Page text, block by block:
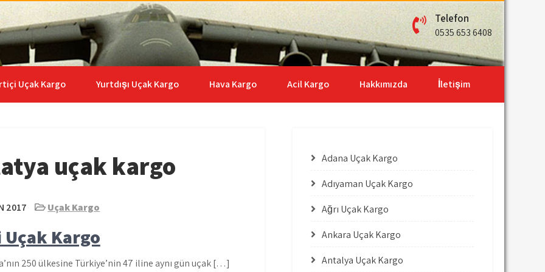
| 0535 653 6408
Telefon
0535 653 6408
Uçak Kargo Yurtdışı Uçak Kargo Hava Kargo Acil Kargo Hakkımızda İletişim
uçak kargo
2017 Uçak Kargo
Kargo
250 ülkesine Türkiye’nin 47 iline aynı gün uçak […]
Adana Uçak Kargo
Adıyaman Uçak Kargo
Ağrı Uçak Kargo
Ankara Uçak Kargo
Antalya Uçak Kargo